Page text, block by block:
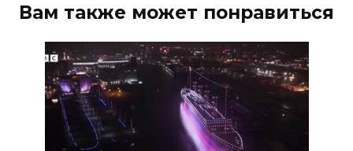
Вам также может понравиться